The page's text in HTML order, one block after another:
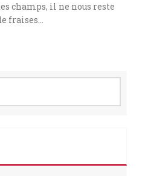
champs, il ne nous reste
fraises…